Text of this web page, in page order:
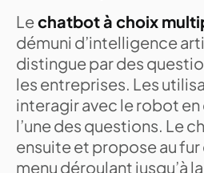
Lechatbot à choix
démuni d’intelligence
distingue par des
les entreprises. Les
interagir avec le robot
l’une des questions. Le
ensuite et propose au fur
menu déroulant jusqu’à